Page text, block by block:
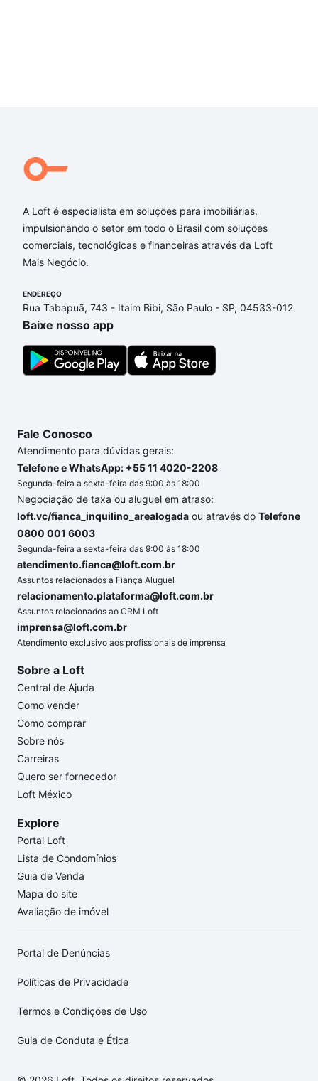
A Loft é especialista em soluções para imobiliárias,
impulsionando o setor em todo o Brasil com soluções
comerciais, tecnológicas e financeiras através da Loft
Mais Negócio.
ENDEREÇO
Rua Tabapuã, 743 - Itaim Bibi, São Paulo - SP, 04533-012
Baixe nosso app
Fale Conosco
Atendimento para dúvidas gerais:
Telefone e WhatsApp: +55 11 4020-2208
Segunda-feira a sexta-feira das 9:00 às 18:00
Negociação de taxa ou aluguel em atraso:
loft.vc/fianca_inquilino_arealogada ou através do Telefone
0800 001 6003
Segunda-feira a sexta-feira das 9:00 às 18:00
atendimento.fianca@loft.com.br
Assuntos relacionados a Fiança Aluguel
relacionamento.plataforma@loft.com.br
Assuntos relacionados ao CRM Loft
imprensa@loft.com.br
Atendimento exclusivo aos profissionais de imprensa
Sobre a Loft
Central de Ajuda
Como vender
Como comprar
Sobre nós
Carreiras
Quero ser fornecedor
Loft México
Explore
Portal Loft
Lista de Condomínios
Guia de Venda
Mapa do site
Avaliação de imóvel
Portal de Denúncias
Políticas de Privacidade
Termos e Condições de Uso
Guia de Conduta e Ética